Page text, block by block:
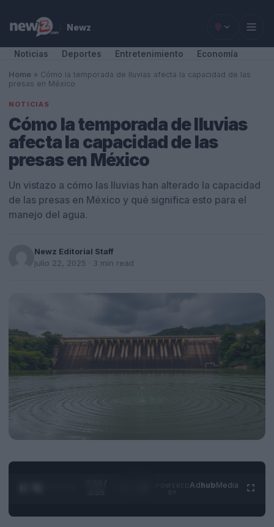
Newz
Noticias Deportes Entretenimiento Economía
Home » Cómo la temporada de lluvias afecta la capacidad de las
presas en México
NOTICIAS
Cómo la temporada de lluvias
afecta la capacidad de las
presas en México
Un vistazo a cómo las lluvias han alterado la capacidad
de las presas en México y qué significa esto para el
manejo del agua.
Newz Editorial Staff
julio 22, 2025 · 3 min read
0:05 /
AdhubMedia